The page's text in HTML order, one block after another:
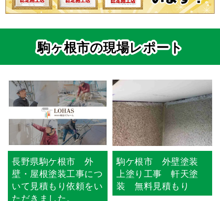
駒ヶ根市の現場レポート
長野県駒ヶ根市 E様
より外壁塗装とコーキ
ング工事の見積もり依
長野県駒ヶ根市 I様
より外壁塗装の見積も
り依頼をいただききま